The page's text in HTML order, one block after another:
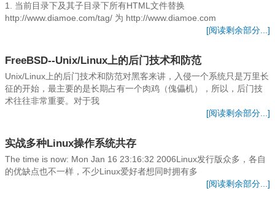
1. 当前目录下及其子目录下所有HTML文件替换
http://www.diamoe.com/tag/ 为 http://www.diamoe.com
[阅读剩余部分...]
FreeBSD--Unix/Linux上的后门技术和防范
Unix/Linux上的后门技术和防范对黑客来讲，入侵一个系统只是万里长
征的开始，最主要的是长期占有一个肉鸡（傀儡机），所以，后门技
术往往非常重要。对于我
[阅读剩余部分...]
实战多种Linux操作系统共存
The time is now: Mon Jan 16 23:16:32 2006Linux发行版众多，各自
的优缺点也不一样，不少Linux爱好者想同时拥有多
[阅读剩余部分...]